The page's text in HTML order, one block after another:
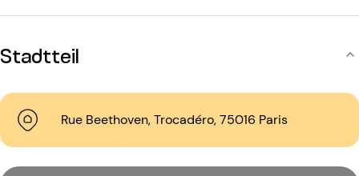
Stadtteil
Rue Beethoven, Trocadéro, 75016 Paris